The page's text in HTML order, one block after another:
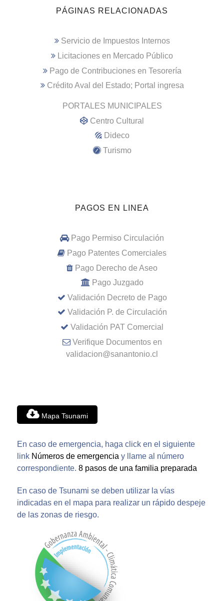
PÁGINAS RELACIONADAS
Servicio de Impuestos Internos
Licitaciones en Mercado Público
Pago de Contribuciones en Tesorería
Crédito Aval del Estado; Portal ingresa
PORTALES MUNICIPALES
Centro Cultural
Dideco
Turismo
PAGOS EN LINEA
Pago Permiso Circulación
Pago Patentes Comerciales
Pago Derecho de Aseo
Pago Juzgado
Validación Decreto de Pago
Validación P. de Circulación
Validación PAT Comercial
Verifique Documentos en
validacion@sanantonio.cl
Mapa Tsunami
En caso de emergencia, haga click en el siguiente
link Números de emergencia y llame al número
correspondiente. 8 pasos de una familia preparada
En caso de Tsunami se deben utilizar la vías
indicadas en el mapa para realizar un rápido despeje
de las zonas de riesgo.